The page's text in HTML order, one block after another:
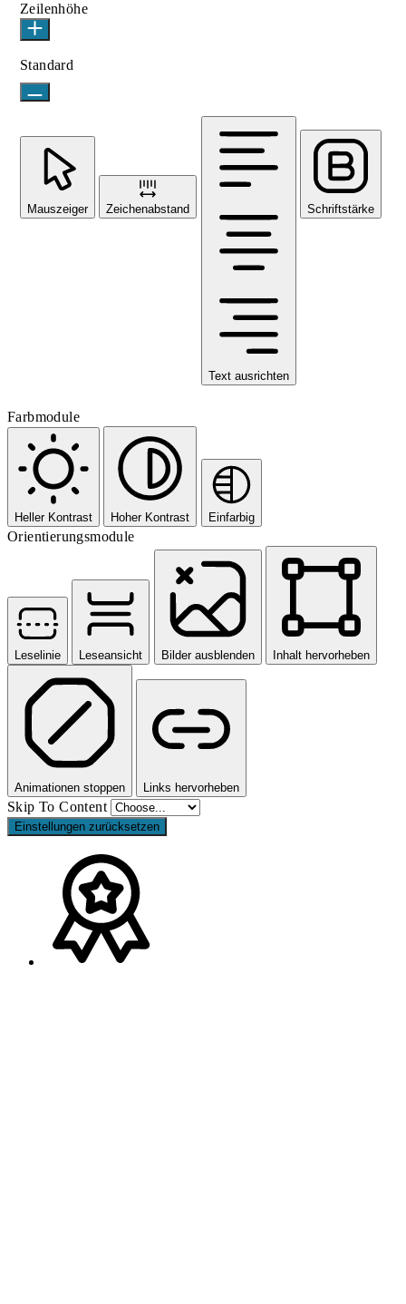
Zeilenhöhe
Standard
Mauszeiger Zeichenabstand
Text ausrichten
Schriftstärke
Farbmodule
Heller Kontrast Hoher Kontrast Einfarbig
Orientierungsmodule
Leselinie Leseansicht Bilder ausblenden Inhalt hervorheben
Animationen stoppen Links hervorheben
Skip To Content
Einstellungen zurücksetzen